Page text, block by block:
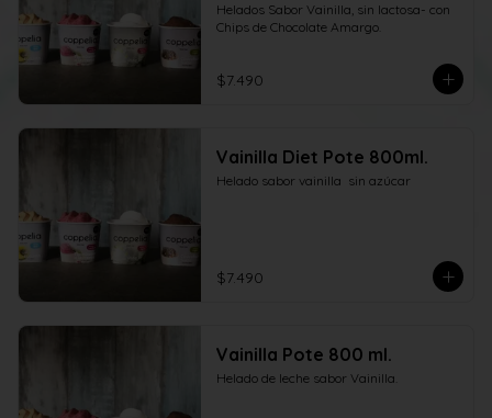
Helados Sabor Vainilla, sin lactosa- con
Chips de Chocolate Amargo.
$7.490
Vainilla Diet Pote 800ml.
Helado sabor vainilla  sin azúcar
$7.490
Vainilla Pote 800 ml.
Helado de leche sabor Vainilla.